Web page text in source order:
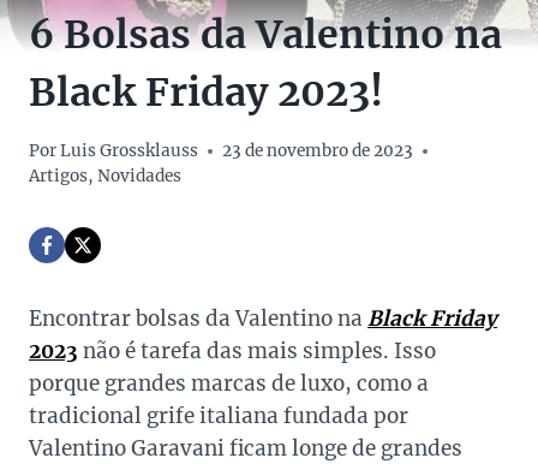
6 Bolsas da Valentino na
Black Friday 2023!
PorLuis Grossklauss
23 de novembro de 2023
Artigos, Novidades
Encontrar bolsas da Valentino na Black Friday
2023 não é tarefa das mais simples. Isso
porque grandes marcas de luxo, como a
tradicional grife italiana fundada por
Valentino Garavani ficam longe de grandes